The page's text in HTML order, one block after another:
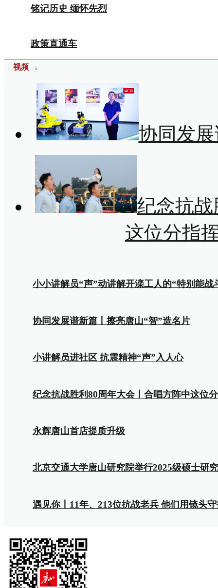
铭记历史 缅怀先烈
政策直通车
视频
协同发
纪念抗
这位分指
小小讲解员“声”动讲解开滦工人的“特别能战
协同发展谱新篇丨擦亮唐山“智”造名片
小讲解员进社区 抗震精神“声”入人心
纪念抗战胜利80周年大会丨合唱方阵中这位
永辉唐山首店提质升级
北京交通大学唐山研究院举行2025级硕士研
遇见你丨11年、213位抗战老兵 他们用镜头